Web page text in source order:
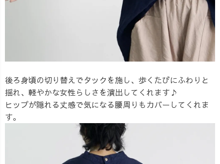
後ろ身頃の切り替えでタックを施し、歩くたびにふわりと
揺れ、軽やかな女性らしさを演出してくれます♪
ヒップが隠れる丈感で気になる腰周りもカバーしてくれま
す。